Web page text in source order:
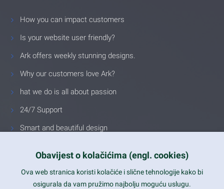
How you can impact customers
Is your website user friendly?
Ark offers weekly stunning designs.
Why our customers love Ark?
hat we do is all about passion
24/7 Support
Smart and beautiful design
Latest trends and much more...
Obavijest o kolačićima (engl. cookies)
Ova web stranica koristi kolačiće i slične tehnologije kako bi
osigurala da vam pružimo najbolju moguću uslugu.